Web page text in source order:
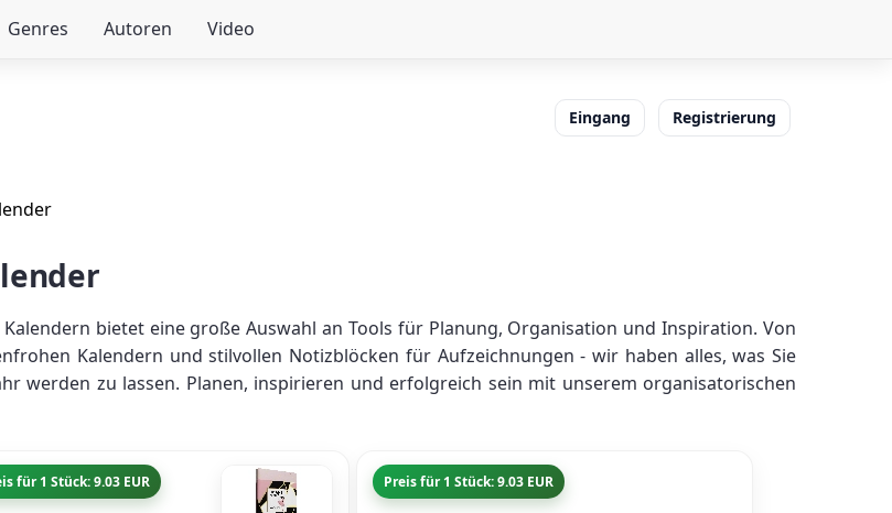
Genres Autoren Video
Eingang Registrierung
bietet eine große Auswahl an Tools für Planung, Organisation und Inspiration. Von
Kalendern und stilvollen Notizblöcken für Aufzeichnungen - wir haben alles, was Sie
werden zu lassen. Planen, inspirieren und erfolgreich sein mit unserem organisatorischen
für 1 Stück: 9.03 EUR Preis für 1 Stück: 9.03 EUR